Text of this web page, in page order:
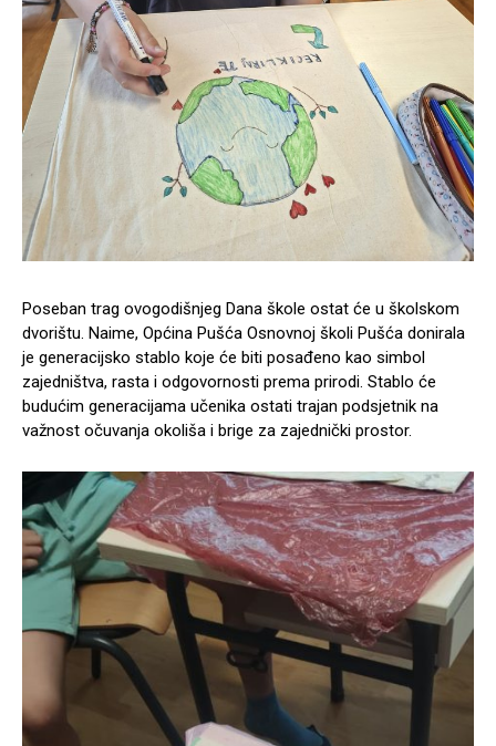
Poseban trag ovogodišnjeg Dana škole ostat će u školskom
dvorištu. Naime, Općina Pušća Osnovnoj školi Pušća donirala
je generacijsko stablo koje će biti posađeno kao simbol
zajedništva, rasta i odgovornosti prema prirodi. Stablo će
budućim generacijama učenika ostati trajan podsjetnik na
važnost očuvanja okoliša i brige za zajednički prostor.